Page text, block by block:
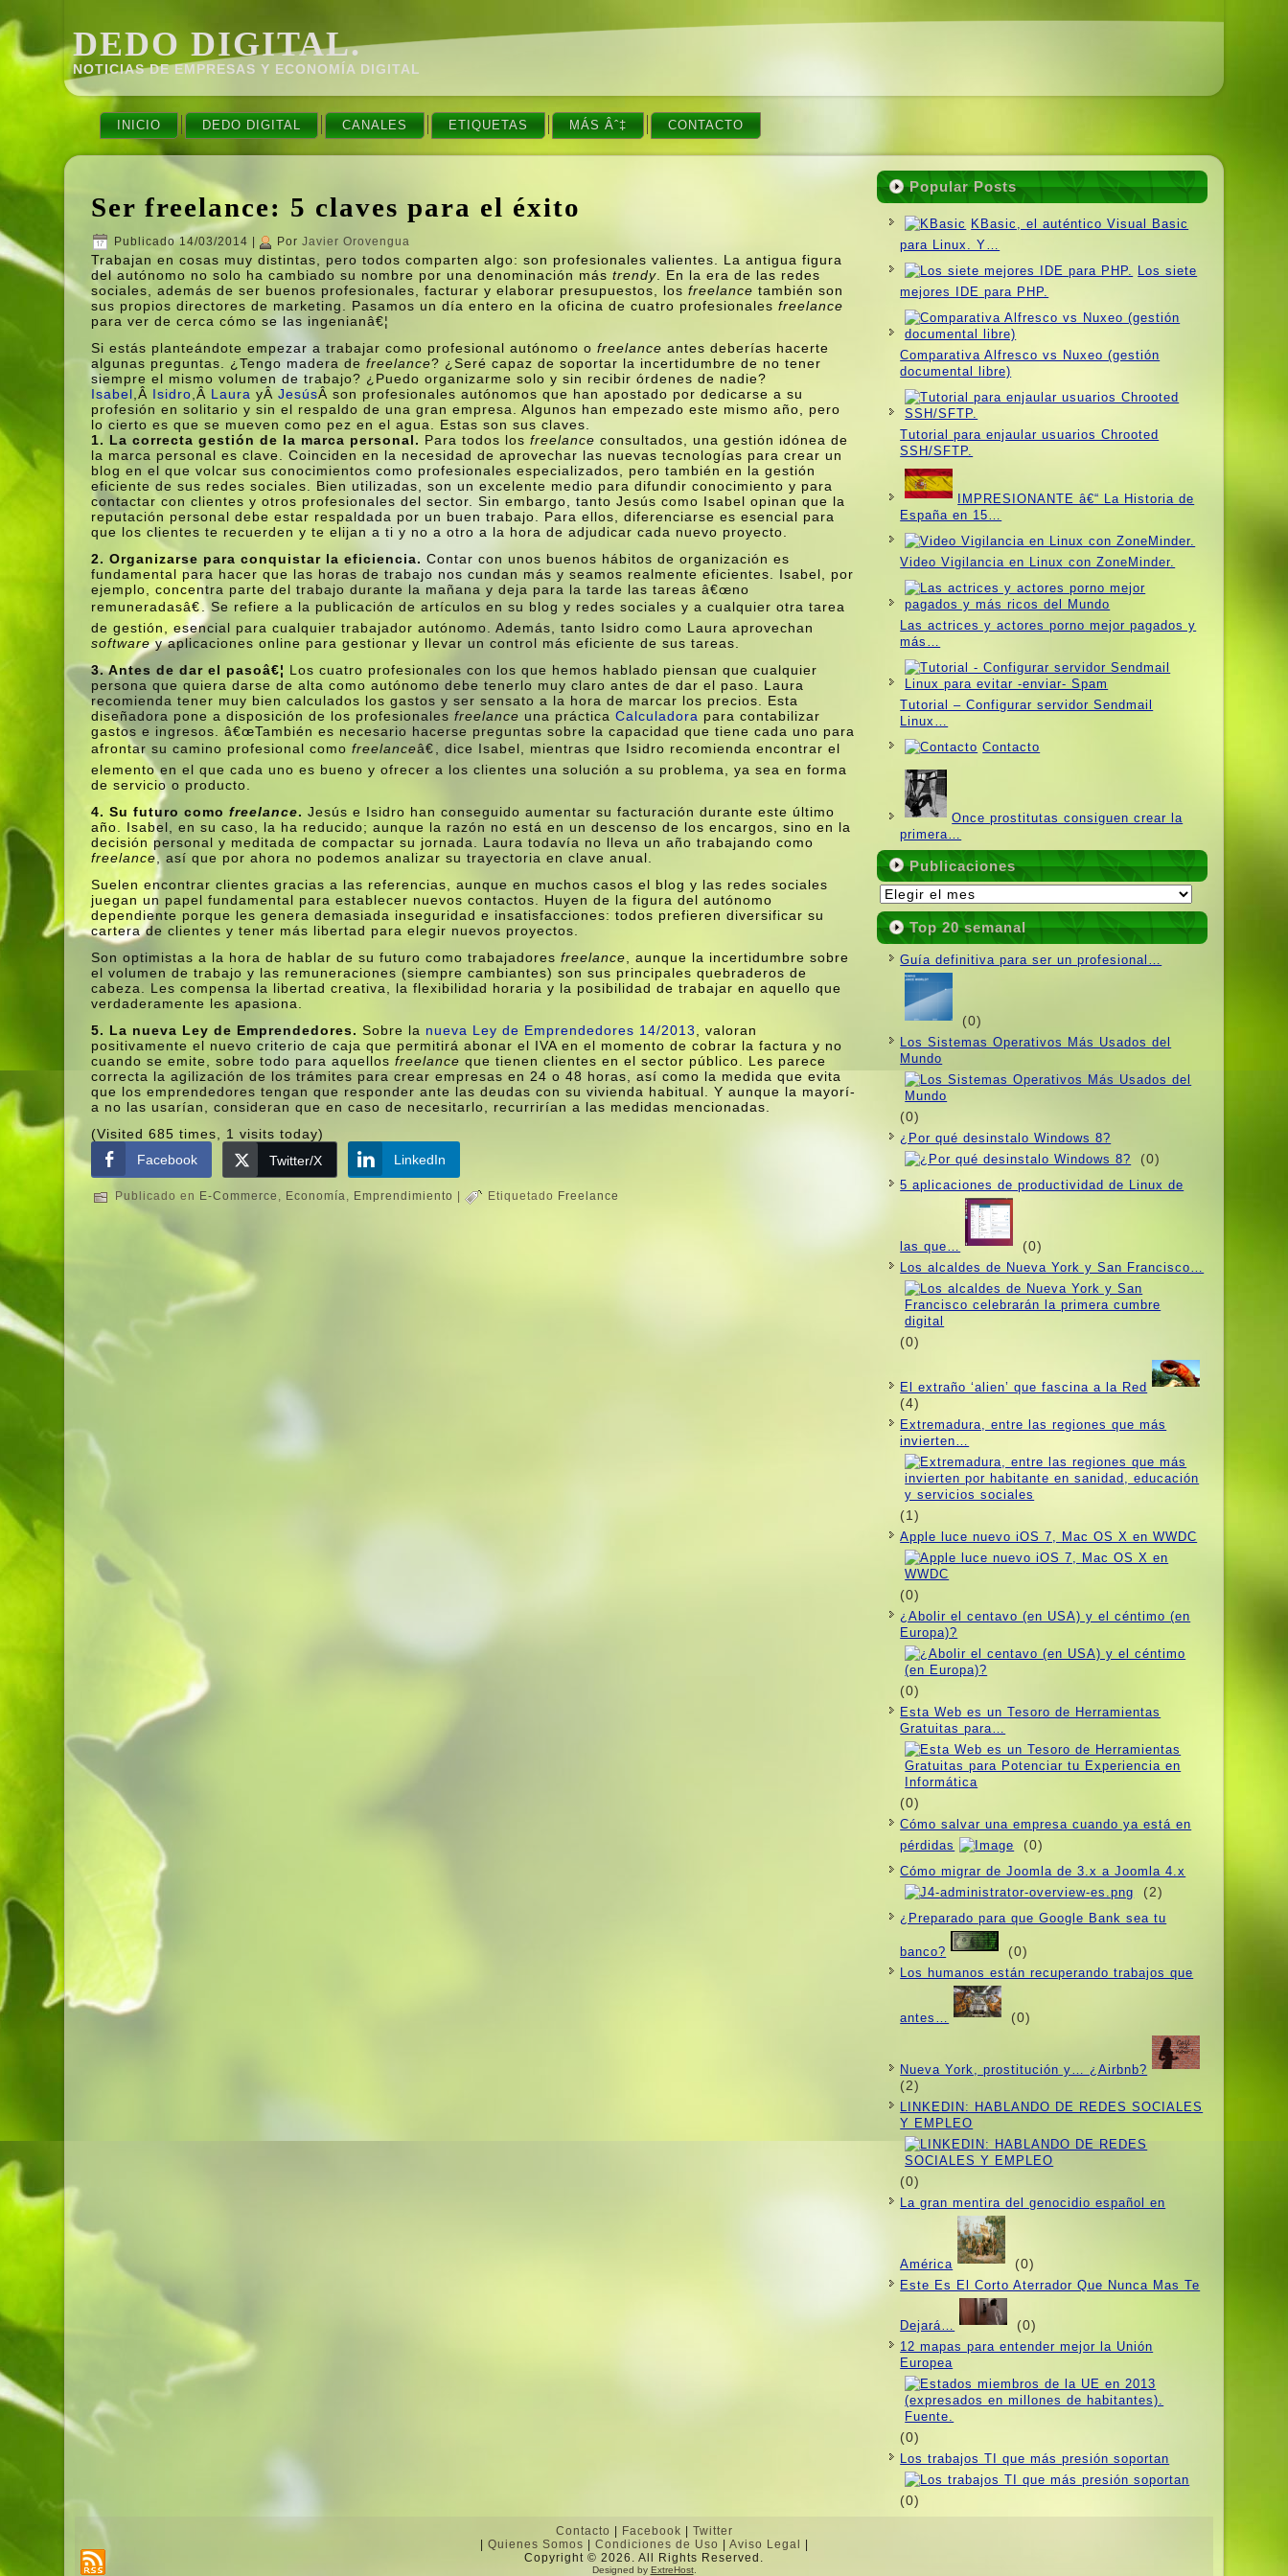
DEDO DIGITAL.
NOTICIAS DE EMPRESAS Y ECONOMÍ­A DIGITAL
INICIO DEDO DIGITAL CANALES ETIQUETAS MÁS Âˆ‡ CONTACTO
Ser freelance: 5 claves para el éxito
Publicado 14/03/2014 Por Javier Orovengua
Trabajan en cosas muy distintas, pero todos comparten algo: son profesionales valientes. La antigua figura
del autónomo no solo ha cambiado su nombre por una denominación mástrendy . En la era de las redes
sociales, además de ser buenos profesionales, facturar y elaborar presupuestos, losfreelancetambién son
sus propios directores de marketing. Pasamos un dí­a entero en la oficina de cuatro profesionalesfreelance
para ver de cerca cómo se las ingenianâ€¦
Si estás planteándote empezar a trabajar como profesional autónomo ofreelanceantes deberí­as hacerte
algunas preguntas. ¿Tengo madera defreelance? ¿Seré capaz de soportar la incertidumbre de no tener
siempre el mismo volumen de trabajo? ¿Puedo organizarme solo y sin recibir órdenes de nadie?
Isabel ,Â Isidro ,Â Laura yÂJesúsÂ son profesionales autónomos que han apostado por dedicarse a su
profesión en solitario y sin el respaldo de una gran empresa. Algunos han empezado este mismo año, pero
lo cierto es que se mueven como pez en el agua. Estas son sus claves.
1. La correcta gestión de la marca personal. Para todos losfreelanceconsultados, una gestión idónea de
la marca personal es clave. Coinciden en la necesidad de aprovechar las nuevas tecnologí­as para crear un
blog en el que volcar sus conocimientos como profesionales especializados, pero también en la gestión
eficiente de sus redes sociales. Bien utilizadas, son un excelente medio para difundir conocimiento y para
contactar con clientes y otros profesionales del sector. Sin embargo, tanto Jesús como Isabel opinan que la
reputación personal debe estar respaldada por un buen trabajo. Para ellos, diferenciarse es esencial para
que los clientes te recuerden y te elijan a ti y no a otro a la hora de adjudicar cada nuevo proyecto.
2.Organizarse para conquistar la eficiencia.Contar con unos buenos hábitos de organización es
fundamental para hacer que las horas de trabajo nos cundan más y seamos realmente eficientes. Isabel, por
ejemplo, concentra parte del trabajo durante la mañana y deja para la tarde las tareas â€œno
remuneradasâ€. Se refiere a la publicación de artí­culos en su blog y redes sociales y a cualquier otra tarea
de gestión, esencial para cualquier trabajador autónomo. Además, tanto Isidro como Laura aprovechan
softwarey aplicaciones online para gestionar y llevar un control más eficiente de sus tareas.
3.Antes de dar el pasoâ€¦ Los cuatro profesionales con los que hemos hablado piensan que cualquier
persona que quiera darse de alta como autónomo debe tenerlo muy claro antes de dar el paso. Laura
recomienda tener muy bien calculados los gastos y ser sensato a la hora de marcar los precios. Esta
diseñadora pone a disposición de los profesionalesfreelance una prácticaCalculadora para contabilizar
gastos e ingresos. â€œTambién es necesario hacerse preguntas sobre la capacidad que tiene cada uno para
afrontar su camino profesional comofreelanceâ€, dice Isabel, mientras que Isidro recomienda encontrar el
elemento en el que cada uno es bueno y ofrecer a los clientes una solución a su problema, ya sea en forma
de servicio o producto.
4.Su futuro comofreelance. Jesús e Isidro han conseguido aumentar su facturación durante este último
año. Isabel, en su caso, la ha reducido; aunque la razón no está en un descenso de los encargos, sino en la
decisión personal y meditada de compactar su jornada. Laura todaví­a no lleva un año trabajando como
freelance, así­ que por ahora no podemos analizar su trayectoria en clave anual.
Suelen encontrar clientes gracias a las referencias, aunque en muchos casos el blog y las redes sociales
juegan un papel fundamental para establecer nuevos contactos. Huyen de la figura del autónomo
dependiente porque les genera demasiada inseguridad e insatisfacciones: todos prefieren diversificar su
cartera de clientes y tener más libertad para elegir nuevos proyectos.
Son optimistas a la hora de hablar de su futuro como trabajadoresfreelance , aunque la incertidumbre sobre
el volumen de trabajo y las remuneraciones (siempre cambiantes) son sus principales quebraderos de
cabeza. Les compensa la libertad creativa, la flexibilidad horaria y la posibilidad de trabajar en aquello que
verdaderamente les apasiona.
5. La nueva Ley de Emprendedores.Sobre la nueva Ley de Emprendedores 14/2013
, valoran
positivamente el nuevo criterio de caja que permitirá abonar el IVA en el momento de cobrar la factura y no
cuando se emite, sobre todo para aquellosfreelanceque tienen clientes en el sector público. Les parece
correcta la agilización de los trámites para crear empresas en 24 o 48 horas, así­ como la medida que evita
que los emprendedores tengan que responder ante las deudas con su vivienda habitual. Y aunque la mayorí­
a no las usarí­an, consideran que en caso de necesitarlo, recurrirí­an a las medidas mencionadas.
(Visited 685 times, 1 visits today)
Facebook
Twitter/X LinkedIn
Publicado en E-Commerce , Economí­a, Emprendimiento | Etiquetado Freelance
Popular Posts
KBasic, el auténtico Visual Basic
para Linux. Y…
Los siete
mejores IDE para PHP.
Comparativa Alfresco vs Nuxeo (gestión
documental libre)
Tutorial para enjaular usuarios Chrooted
SSH/SFTP.
IMPRESIONANTE â€“ La Historia de
España en 15…
Video Vigilancia en Linux con ZoneMinder.
Las actrices y actores porno mejor pagados y
más…
Tutorial – Configurar servidor Sendmail
Linux…
Contacto
Once prostitutas consiguen crear la
primera…
Publicaciones
Publicaciones
Top 20 semanal
Guí­a definitiva para ser un profesional…
(0)
Los Sistemas Operativos Más Usados ​​del
Mundo
(0)
¿Por qué desinstalo Windows 8?
(0)
5 aplicaciones de productividad de Linux de
las que… (0)
Los alcaldes de Nueva York y San Francisco…
(0)
El extraño ‘alien’ que fascina a la Red
(4)
Extremadura, entre las regiones que más
invierten…
(1)
Apple luce nuevo iOS 7, Mac OS X en WWDC
(0)
¿Abolir el centavo (en USA) y el céntimo (en
Europa)?
(0)
Esta Web es un Tesoro de Herramientas
Gratuitas para…
(0)
Cómo salvar una empresa cuando ya está en
pérdidas
(0)
Cómo migrar de Joomla de 3.x a Joomla 4.x
(2)
¿Preparado para que Google Bank sea tu
banco? (0)
Los humanos están recuperando trabajos que
antes… (0)
Nueva York, prostitución y… ¿Airbnb?
(2)
LINKEDIN: HABLANDO DE REDES SOCIALES
Y EMPLEO
(0)
La gran mentira del genocidio español en
América (0)
Este Es El Corto Aterrador Que Nunca Mas Te
Dejará… (0)
12 mapas para entender mejor la Unión
Europea
(0)
Los trabajos TI que más presión soportan
(0)
Contacto Facebook
Twitter
Quienes Somos Condiciones de Uso Aviso Legal
Copyright © 2026. All Rights Reserved.
Designed by ExtreHost.